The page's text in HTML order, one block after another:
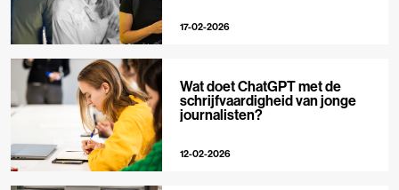
17-02-2026
Wat doet ChatGPT met de
schrijfvaardigheid van jonge
journalisten?
12-02-2026